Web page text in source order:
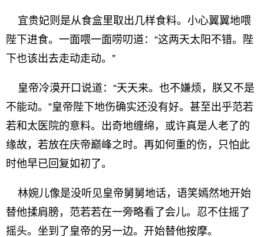
宜贵妃则是从食盒里取出几样食料。小心翼翼地喂
陛下进食。一面喂一面唠叨道：“这两天太阳不错。陛
下也该出去走动走动。”
皇帝冷漠开口说道：“天天来。也不嫌烦，朕又不是
不能动。”皇帝陛下地伤确实还没有好。甚至出乎范若
若和太医院的意料。出奇地缠绵，或许真是人老了的
缘故，若放在庆帝巅峰之时。再如何重的伤，只怕此
时他早已回复如初了。
林婉儿像是没听见皇帝舅舅地话，语笑嫣然地开始
替他揉肩膀，范若若在一旁略看了会儿。忍不住摇了
摇头。坐到了皇帝的另一边。开始替他按摩。